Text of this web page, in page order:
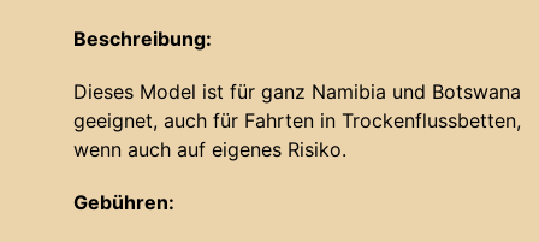
Beschreibung:
Dieses Model ist für ganz Namibia und Botswana
geeignet, auch für Fahrten in Trockenflussbetten,
wenn auch auf eigenes Risiko.
Gebühren: